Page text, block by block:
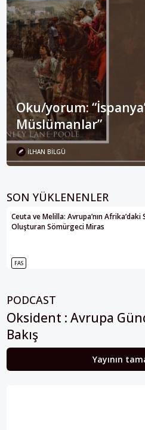
Oku/yorum:
Müslümanlar”
İLHAN BILGÜ
SON YÜKLENENLER
Ceuta ve Melilla: Avrupa’nın Afrika’daki
Oluşturan Sömürgeci Miras
FAS
PODCAST
Oksident : Avrupa
Bakış
Yayının